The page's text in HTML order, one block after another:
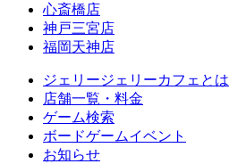
心斎橋店
神戸三宮店
福岡天神店
ジェリージェリーカフェとは
店舗一覧・料金
ゲーム検索
ボードゲームイベント
お知らせ